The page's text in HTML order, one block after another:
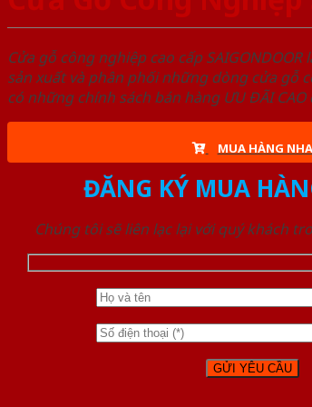
Cửa gỗ công nghiệp cao cấp
sản xuất và phân phối những dòng cửa gỗ
có những chính sách bán hàng ƯU ĐÃI
MUA HÀNG
ĐĂNG KÝ MUA
Chúng tôi sẽ liên lạc lại với quý khách